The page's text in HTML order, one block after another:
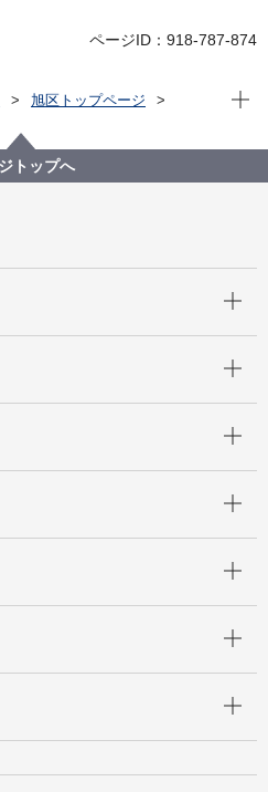
ページID：918-787-874
旭区トップページ
現在
トップへ